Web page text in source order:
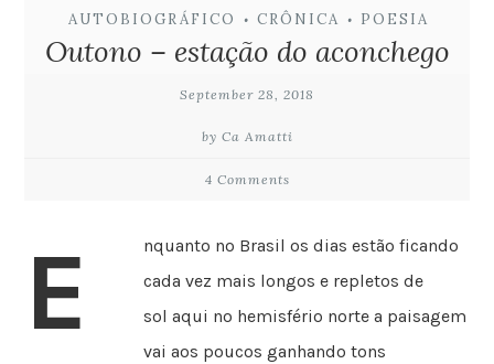
AUTOBIOGRÁFICO • CRÔNICA • POESIA
Outono – estação do aconchego
September 28, 2018
by Ca Amatti
4 Comments
E
nquanto no Brasil os dias estão ficando
cada vez mais longos e repletos de
sol aqui no hemisfério norte a paisagem
vai aos poucos ganhando tons